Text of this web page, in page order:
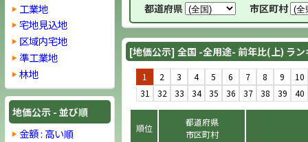
工業地
宅地見込地
区域内宅地
準工業地
林地
地価公示 - 並び順
金額 : 高い順
都道府県
市区町村
[地価公示] 全国 -全用途- 前年比(上) ラ
1 2 3 4 5 6 7 8 9
10
31
32 33 34 35 36 37 38 39 40
順位
都道府県
市区町村